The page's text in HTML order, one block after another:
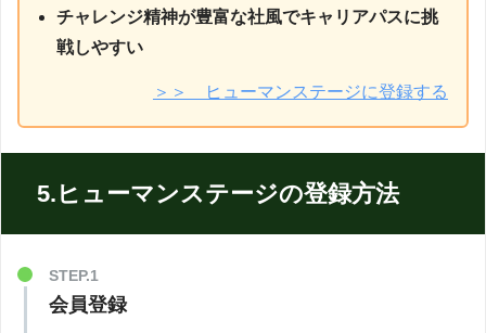
チャレンジ精神が豊富な社風でキャリアパスに挑
戦しやすい
＞＞ ヒューマンステージに登録する
5.ヒューマンステージの登録方法
会員登録